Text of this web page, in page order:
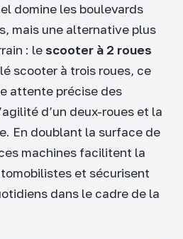
domine les boulevards
mais une alternative plus
: lescooter à 2 roues
scooter à trois roues, ce
attente précise des
d’un deux-roues et la
En doublant la surface de
machines facilitent la
et sécurisent
dans le cadre de la